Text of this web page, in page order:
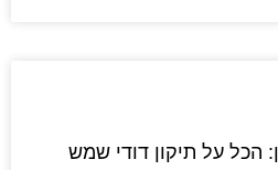
על תיקון דודי שמש